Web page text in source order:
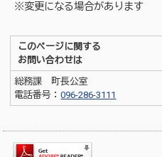
※変更になる場合があります
このページに関する
お問い合わせは
総務課 町長公室
電話番号：096-286-3111